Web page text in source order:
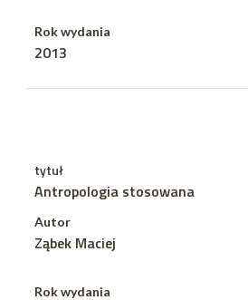
Rok wydania
2013
tytuł
Antropologia stosowana
Autor
Ząbek Maciej
Rok wydania